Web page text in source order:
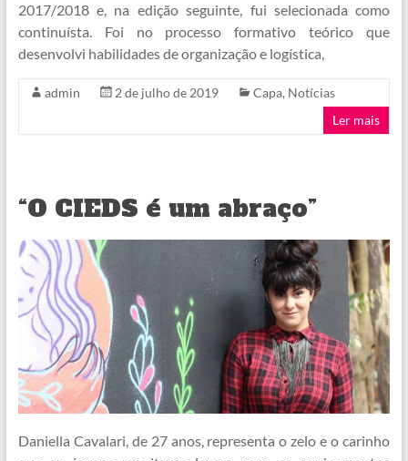
2017/2018 e, na edição seguinte, fui selecionada como
continuísta. Foi no processo formativo teórico que
desenvolvi habilidades de organização e logística,
admin 2 de julho de 2019 Capa, Notícias
Ler mais
“O CIEDS é um abraço”
Daniella Cavalari, de 27 anos, representa o zelo e o carinho